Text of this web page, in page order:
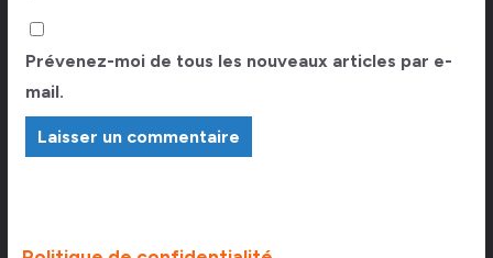
Prévenez-moi de tous les nouveaux articles par e-
mail.